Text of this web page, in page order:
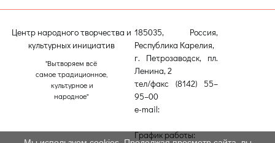
Центр народного творчества и
культурных инициатив
"Вытворяем всё
самое традиционное,
культурное и
народное"
185035, Россия,
Республика Карелия,
г. Петрозаводск, пл.
Ленина, 2
тел/факс (8142) 55–
95–00
e-mail:
График работы: